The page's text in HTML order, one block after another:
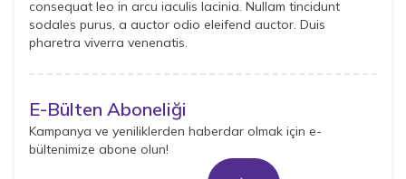
consequat leo in arcu iaculis lacinia. Nullam tincidunt
sodales purus, a auctor odio eleifend auctor. Duis
pharetra viverra venenatis.
E-Bülten Aboneliği
Kampanya ve yeniliklerden haberdar olmak için e-
bültenimize abone olun!